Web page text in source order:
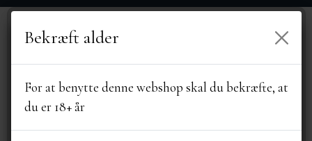
brugeroplevelse, til markedsføring og til at undersøge, hvordan vores
ved at trykke på linket 'Cookies' nederst på siden.
Bekræft alder
For at benytte denne webshop skal du bekræfte, at
du er 18+ år